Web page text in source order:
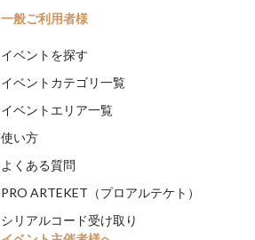
一般ご利用者様
イベントを探す
イベントカテゴリ一覧
イベントエリア一覧
使い方
よくある質問
PRO ARTEKET（プロアルテケト）
シリアルコード受け取り